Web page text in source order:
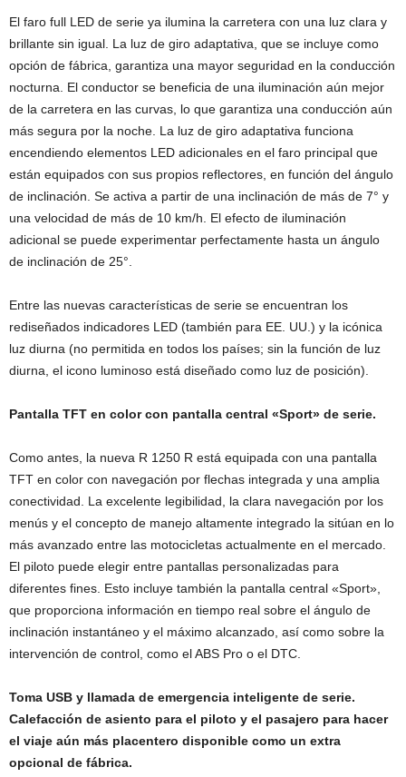
El faro full LED de serie ya ilumina la carretera con una luz clara y
brillante sin igual. La luz de giro adaptativa, que se incluye como
opción de fábrica, garantiza una mayor seguridad en la conducción
nocturna. El conductor se beneficia de una iluminación aún mejor
de la carretera en las curvas, lo que garantiza una conducción aún
más segura por la noche. La luz de giro adaptativa funciona
encendiendo elementos LED adicionales en el faro principal que
están equipados con sus propios reflectores, en función del ángulo
de inclinación. Se activa a partir de una inclinación de más de 7° y
una velocidad de más de 10 km/h. El efecto de iluminación
adicional se puede experimentar perfectamente hasta un ángulo
de inclinación de 25°.
Entre las nuevas características de serie se encuentran los
rediseñados indicadores LED (también para EE. UU.) y la icónica
luz diurna (no permitida en todos los países; sin la función de luz
diurna, el icono luminoso está diseñado como luz de posición).
Pantalla TFT en color con pantalla central «Sport» de serie.
Como antes, la nueva R 1250 R está equipada con una pantalla
TFT en color con navegación por flechas integrada y una amplia
conectividad. La excelente legibilidad, la clara navegación por los
menús y el concepto de manejo altamente integrado la sitúan en lo
más avanzado entre las motocicletas actualmente en el mercado.
El piloto puede elegir entre pantallas personalizadas para
diferentes fines. Esto incluye también la pantalla central «Sport»,
que proporciona información en tiempo real sobre el ángulo de
inclinación instantáneo y el máximo alcanzado, así como sobre la
intervención de control, como el ABS Pro o el DTC.
Toma USB y llamada de emergencia inteligente de serie.
Calefacción de asiento para el piloto y el pasajero para hacer
el viaje aún más placentero disponible como un extra
opcional de fábrica.